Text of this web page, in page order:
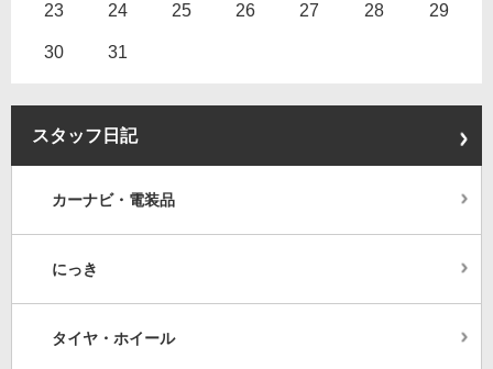
23 24 25 26 27 28 29
30 31
スタッフ日記
カーナビ・電装品
にっき
タイヤ・ホイール